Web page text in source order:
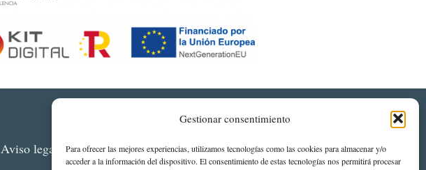
Gestionar consentimiento
Para ofrecer las mejores experiencias, utilizamos tecnologías como las cookies para almacenar y/o
acceder a la información del dispositivo. El consentimiento de estas tecnologías nos permitirá procesar
Aviso legal Política de privacidad Política de cookies (UE)